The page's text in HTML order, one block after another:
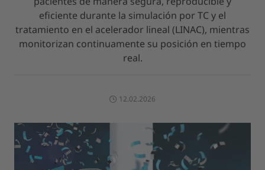
eficiente durante la simulación por TC y el
tratamiento en el acelerador lineal (LINAC), mientras
monitorizan continuamente su posición en tiempo
real.
12.02.2026